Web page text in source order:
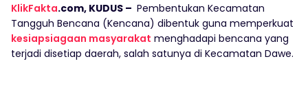
KlikFakta.com, KUDUS – Pembentukan Kecamatan
Tangguh Bencana (Kencana) dibentuk guna memperkuat
kesiapsiagaan masyarakat menghadapi bencana yang
terjadi disetiap daerah, salah satunya di Kecamatan Dawe.